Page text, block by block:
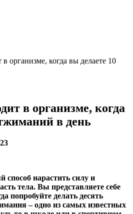
организме, когда вы делаете 10
в организме, когда
в день
нарастить силу и
тела. Вы представляете себе
попробуйте делать десять
– одно из самых известных